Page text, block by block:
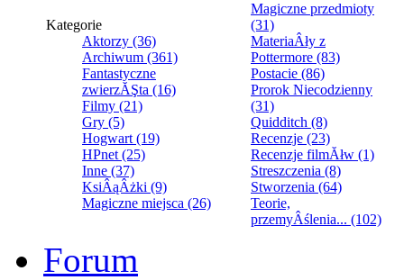
Kategorie
Aktorzy (36)
Archiwum (361)
Fantastyczne
zwierzĂŞta (16)
Filmy (21)
Gry (5)
Hogwart (19)
HPnet (25)
Inne (37)
KsiÂąÂżki (9)
Magiczne miejsca (26)
Magiczne przedmioty
(31)
MateriaÂły z
Pottermore (83)
Postacie (86)
Prorok Niecodzienny
(31)
Quidditch (8)
Recenzje (23)
Recenzje filmĂłw (1)
Streszczenia (8)
Stworzenia (64)
Teorie,
przemyÂślenia... (102)
Forum